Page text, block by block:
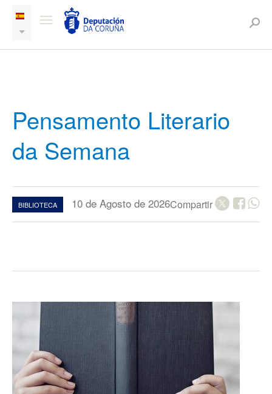
Pensamento Literario
da Semana
BIBLIOTECA 10 de Agosto de 2026Compartir